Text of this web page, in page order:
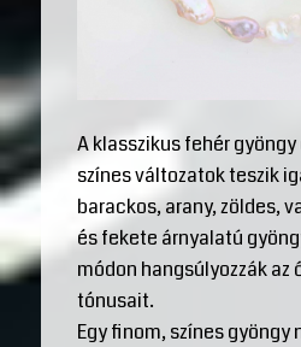
A klasszikus fehér
színes változatok teszik
barackos, arany, zöldes,
és fekete árnyalatú
módon hangsúlyozzák az
tónusait.
Egy finom, színes gyöngy